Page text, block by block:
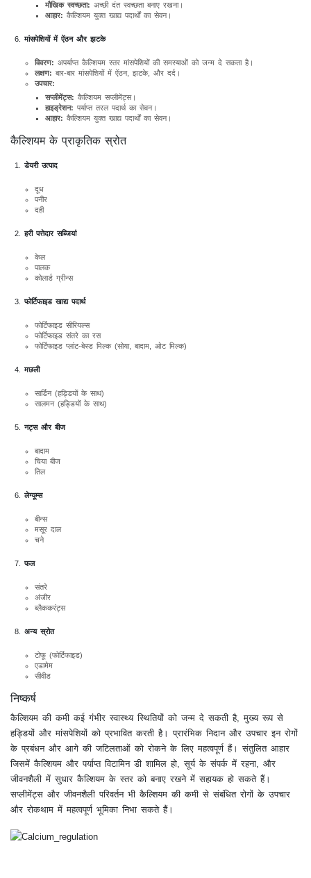
मौखिक स्वच्छता: अच्छी दंत स्वच्छता बनाए रखना।
आहार: कैल्शियम युक्त खाद्य पदार्थों का सेवन।
मांसपेशियों में ऐंठन और झटके
विवरण: अपर्याप्त कैल्शियम स्तर मांसपेशियों की समस्याओं को जन्म दे सकता है।
लक्षण: बार-बार मांसपेशियों में ऐंठन, झटके, और दर्द।
उपचार:
सप्लीमेंट्स: कैल्शियम सप्लीमेंट्स।
हाइड्रेशन: पर्याप्त तरल पदार्थ का सेवन।
आहार: कैल्शियम युक्त खाद्य पदार्थों का सेवन।
कैल्शियम के प्राकृतिक स्रोत
डेयरी उत्पाद
दूध
पनीर
दही
हरी पत्तेदार सब्जियां
केल
पालक
कोलार्ड ग्रीन्स
फोर्टिफाइड खाद्य पदार्थ
फोर्टिफाइड सीरियल्स
फोर्टिफाइड संतरे का रस
फोर्टिफाइड प्लांट-बेस्ड मिल्क (सोया, बादाम, ओट मिल्क)
मछली
सार्डिन (हड्डियों के साथ)
सालमन (हड्डियों के साथ)
नट्स और बीज
बादाम
चिया बीज
तिल
लेग्यूम्स
बीन्स
मसूर दाल
चने
फल
संतरे
अंजीर
ब्लैककरंट्स
अन्य स्रोत
टोफू (फोर्टिफाइड)
एडामेम
सीवीड
निष्कर्ष
कैल्शियम की कमी कई गंभीर स्वास्थ्य स्थितियों को जन्म दे सकती है, मुख्य रूप से
हड्डियों और मांसपेशियों को प्रभावित करती है। प्रारंभिक निदान और उपचार इन रोगों
के प्रबंधन और आगे की जटिलताओं को रोकने के लिए महत्वपूर्ण हैं। संतुलित आहार
जिसमें कैल्शियम और पर्याप्त विटामिन डी शामिल हो, सूर्य के संपर्क में रहना, और
जीवनशैली में सुधार कैल्शियम के स्तर को बनाए रखने में सहायक हो सकते हैं।
सप्लीमेंट्स और जीवनशैली परिवर्तन भी कैल्शियम की कमी से संबंधित रोगों के उपचार
और रोकथाम में महत्वपूर्ण भूमिका निभा सकते हैं।